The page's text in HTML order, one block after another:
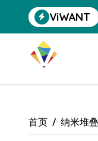
到
ViWANT
首页 纳米堆